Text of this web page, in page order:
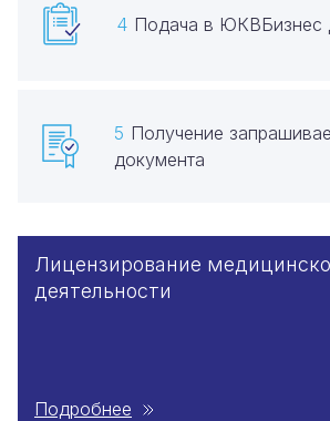
Подача в ЮКВБизнес
Получение
документа
Лицензирование
деятельности
Подробнее